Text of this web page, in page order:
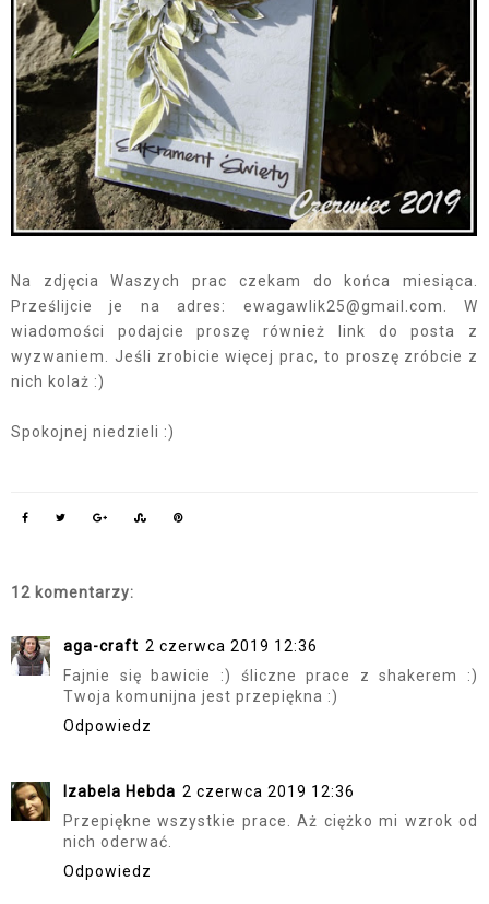
Na zdjęcia Waszych prac czekam do końca miesiąca.
Prześlijcie je na adres: ewagawlik25@gmail.com. W
wiadomości podajcie proszę również link do posta z
wyzwaniem. Jeśli zrobicie więcej prac, to proszę zróbcie z
nich kolaż :)
Spokojnej niedzieli :)
12 komentarzy:
aga-craft 2 czerwca 2019 12:36
Fajnie się bawicie :) śliczne prace z shakerem :)
Twoja komunijna jest przepiękna :)
Odpowiedz
Izabela Hebda 2 czerwca 2019 12:36
Przepiękne wszystkie prace. Aż ciężko mi wzrok od
nich oderwać.
Odpowiedz